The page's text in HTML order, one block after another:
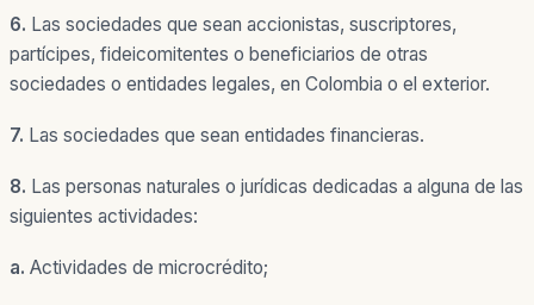
6. Las sociedades que sean accionistas, suscriptores,
partícipes, fideicomitentes o beneficiarios de otras
sociedades o entidades legales, en Colombia o el exterior.
7. Las sociedades que sean entidades financieras.
8. Las personas naturales o jurídicas dedicadas a alguna de las
siguientes actividades:
a. Actividades de microcrédito;